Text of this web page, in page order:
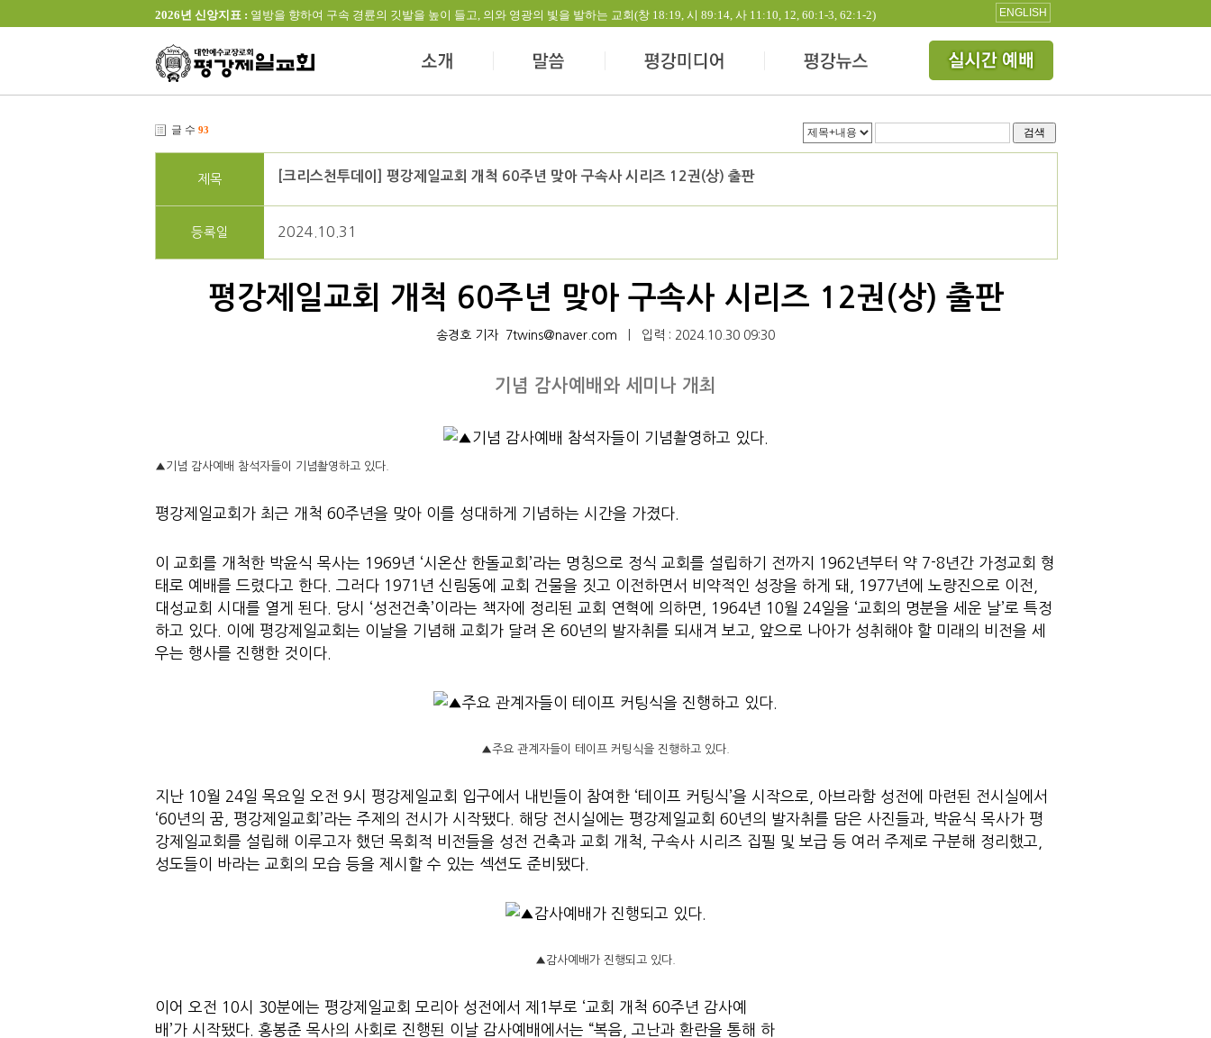
2026년 신앙지표 : 열방을 향하여 구속 경륜의 깃발을 높이 들고, 의와 영광의 빛을 발하는 교회(창 18:19, 시 89:14, 사 11:10, 12, 60:1-3, 62:1-2) ENGLISH
글 수 93 검색
제목 [크리스천투데이] 평강제일교회 개척 60주년 맞아 구속사 시리즈 12권(상) 출판
등록일 2024.10.31
평강제일교회 개척 60주년 맞아 구속사 시리즈 12권(상) 출판
송경호 기자 7twins@naver.com 입력 : 2024.10.30 09:30
기념 감사예배와 세미나 개최
▲기념 감사예배 참석자들이 기념촬영하고 있다.
평강제일교회가 최근 개척 60주년을 맞아 이를 성대하게 기념하는 시간을 가졌다.
이 교회를 개척한 박윤식 목사는 1969년 ‘시온산 한돌교회’라는 명칭으로 정식 교회를 설립하기 전까지 1962년부터 약 7-8년간 가정교회 형
태로 예배를 드렸다고 한다. 그러다 1971년 신림동에 교회 건물을 짓고 이전하면서 비약적인 성장을 하게 돼, 1977년에 노량진으로 이전,
대성교회 시대를 열게 된다. 당시 ‘성전건축’이라는 책자에 정리된 교회 연혁에 의하면, 1964년 10월 24일을 ‘교회의 명분을 세운 날’로 특정
하고 있다. 이에 평강제일교회는 이날을 기념해 교회가 달려 온 60년의 발자취를 되새겨 보고, 앞으로 나아가 성취해야 할 미래의 비전을 세
우는 행사를 진행한 것이다.
▲주요 관계자들이 테이프 커팅식을 진행하고 있다.
지난 10월 24일 목요일 오전 9시 평강제일교회 입구에서 내빈들이 참여한 ‘테이프 커팅식’을 시작으로, 아브라함 성전에 마련된 전시실에서
‘60년의 꿈, 평강제일교회’라는 주제의 전시가 시작됐다. 해당 전시실에는 평강제일교회 60년의 발자취를 담은 사진들과, 박윤식 목사가 평
강제일교회를 설립해 이루고자 했던 목회적 비전들을 성전 건축과 교회 개척, 구속사 시리즈 집필 및 보급 등 여러 주제로 구분해 정리했고,
성도들이 바라는 교회의 모습 등을 제시할 수 있는 섹션도 준비됐다.
▲감사예배가 진행되고 있다.
이어 오전 10시 30분에는 평강제일교회 모리아 성전에서 제1부로 ‘교회 개척 60주년 감사예
배’가 시작됐다. 홍봉준 목사의 사회로 진행된 이날 감사예배에서는 “복음, 고난과 환란을 통해 하